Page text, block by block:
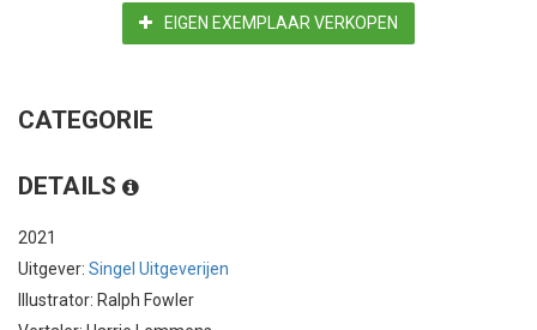
EIGEN EXEMPLAAR VERKOPEN
CATEGORIE
DETAILS
2021
Uitgever: Singel Uitgeverijen
Illustrator: Ralph Fowler